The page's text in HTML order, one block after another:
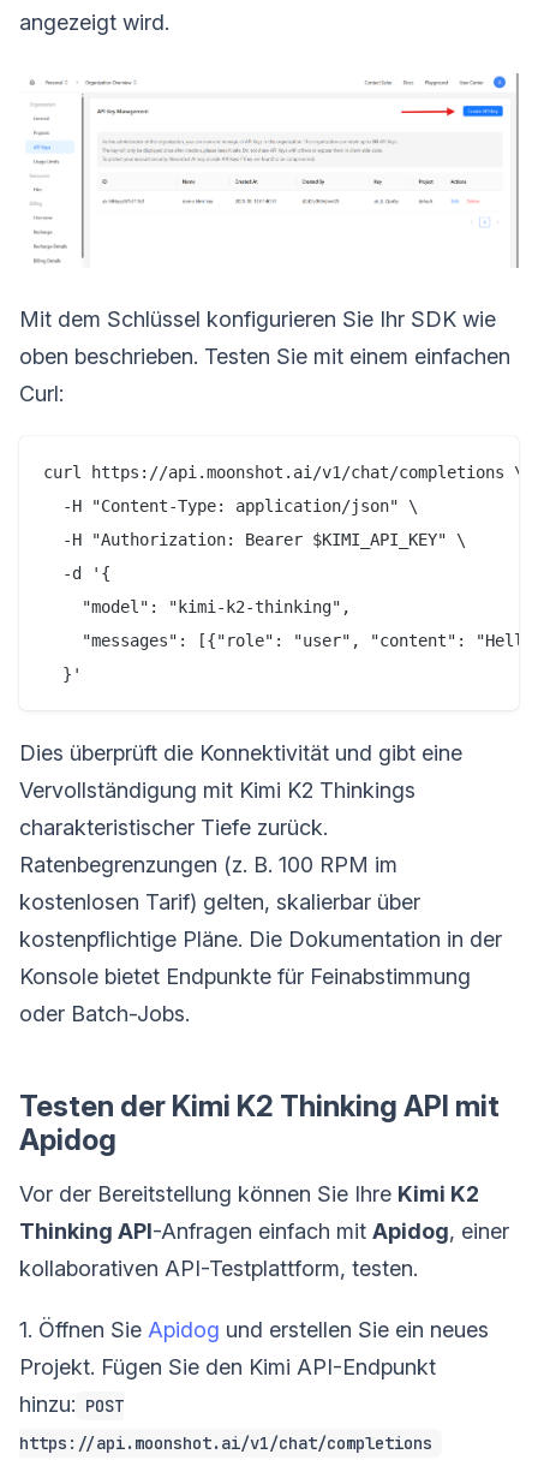
angezeigt wird.
Mit dem Schlüssel konfigurieren Sie Ihr SDK wie
oben beschrieben. Testen Sie mit einem einfachen
Curl:
curl https://api.moonshot.ai/v1/chat/completions \
  -H "Content-Type: application/json" \
  -H "Authorization: Bearer $KIMI_API_KEY" \
  -d '{
    "model": "kimi-k2-thinking",
"messages": [{"role": "user", "content":
Dies überprüft die Konnektivität und gibt eine
Vervollständigung mit Kimi K2 Thinkings
charakteristischer Tiefe zurück.
Ratenbegrenzungen (z. B. 100 RPM im
kostenlosen Tarif) gelten, skalierbar über
kostenpflichtige Pläne. Die Dokumentation in der
Konsole bietet Endpunkte für Feinabstimmung
oder Batch-Jobs.
Testen der Kimi K2 Thinking API mit
Apidog
Vor der Bereitstellung können Sie Ihre Kimi K2
Thinking API-Anfragen einfach mit Apidog, einer
kollaborativen API-Testplattform, testen.
1. Öffnen Sie Apidog und erstellen Sie ein neues
Projekt. Fügen Sie den Kimi API-Endpunkt
hinzu: POST
https://api.moonshot.ai/v1/chat/completions